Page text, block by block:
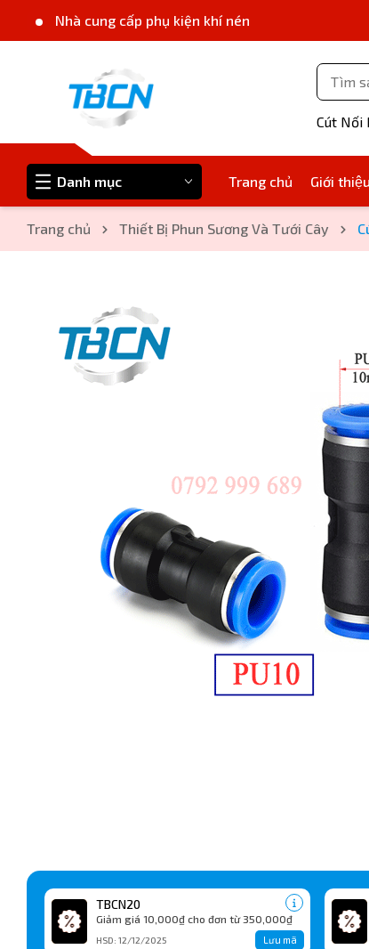
Nhà cung cấp phụ kiện khí nén
Cút Nối
Danh mục Trang chủ Giới thiệu
Trang chủ Thiết Bị Phun Sương Và Tưới Cây
TBCN20
Giảm giá 10,000₫ cho đơn từ 350,000₫
HSD: 12/12/2025 Lưu mã